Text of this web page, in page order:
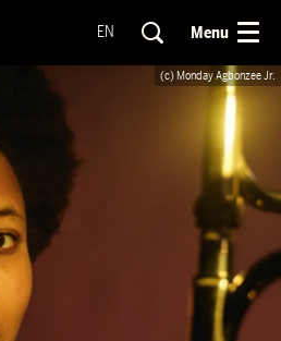
EN Menu
(c) Monday Agbonzee Jr.